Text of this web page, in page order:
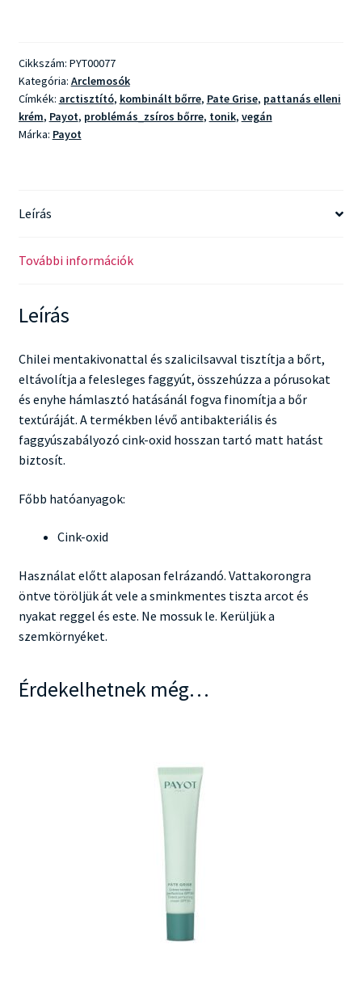
Poudrée
Matifiante
mennyiség
Cikkszám: PYT00077
Kategória: Arclemosók
Címkék: arctisztító, kombinált bőrre, Pate Grise, pattanás elleni
krém, Payot, problémás_zsíros bőrre, tonik, vegán
Márka: Payot
Leírás
További információk
Leírás
Chilei mentakivonattal és szalicilsavval tisztítja a bőrt,
eltávolítja a felesleges faggyút, összehúzza a pórusokat
és enyhe hámlasztó hatásánál fogva finomítja a bőr
textúráját. A termékben lévő antibakteriális és
faggyúszabályozó cink-oxid hosszan tartó matt hatást
biztosít.
Főbb hatóanyagok:
Cink-oxid
Használat előtt alaposan felrázandó. Vattakorongra
öntve töröljük át vele a sminkmentes tiszta arcot és
nyakat reggel és este. Ne mossuk le. Kerüljük a
szemkörnyéket.
Érdekelhetnek még…